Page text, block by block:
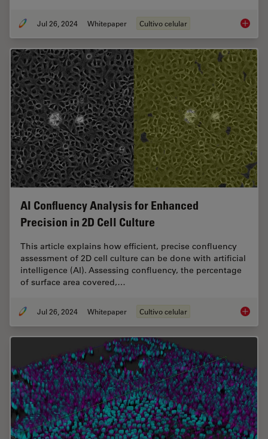
Jul 26, 2024 Whitepaper Cultivo celular
AI Confluency Analysis for Enhanced
Precision in 2D Cell Culture
This article explains how efficient, precise confluency
assessment of 2D cell culture can be done with artificial
intelligence (AI). Assessing confluency, the percentage
of surface area covered,…
Jul 26, 2024 Whitepaper Cultivo celular AI